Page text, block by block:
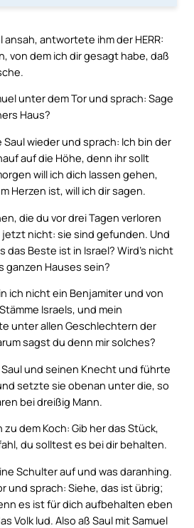
ansah, antwortete ihm der HERR:
von dem ich dir gesagt habe, daß
unter dem Tor und sprach: Sage
Haus?
wieder und sprach: Ich bin der
auf die Höhe, denn ihr sollt
will ich dich lassen gehen,
Herzen ist, will ich dir sagen.
die du vor drei Tagen verloren
nicht: sie sind gefunden. Und
das Beste ist in Israel? Wird’s nicht
ganzen Hauses sein?
ich nicht ein Benjamiter und von
Israels, und mein
unter allen Geschlechtern der
sagst du denn mir solches?
Saul und seinen Knecht und führte
setzte sie obenan unter die, so
bei dreißig Mann.
zu dem Koch: Gib her das Stück,
du solltest es bei dir behalten.
Schulter auf und was daranhing.
und sprach: Siehe, das ist übrig;
es ist für dich aufbehalten eben
Volk lud. Also aß Saul mit Samuel